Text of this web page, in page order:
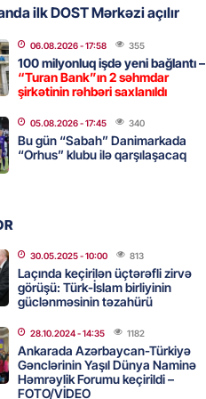
Səudiyyə Ərəbistanı və
arasında Məkkə müdafiə
İran millisindən İMTİNA
ölkəni seçdilər
- 14:45 145
ilk DOST Mərkəzi açılır
06.08.2026- 17:58 355
100 milyonluq işdə yeni bağlantı –
“Turan Bank”ın 2 səhmdar
şirkətinin rəhbəri saxlanıldı
05.08.2026- 17:45 340
Bu gün “Sabah” Danimarkada
“Orhus” klubu ilə qarşılaşacaq
30.05.2025- 10:00 813
Laçında keçirilən üçtərəfli zirvə
görüşü: Türk-İslam birliyinin
güclənməsinin təzahürü
28.10.2024- 14:35 1182
Ankarada Azərbaycan-Türkiyə
Gənclərinin Yaşıl Dünya Naminə
Həmrəylik Forumu keçirildi –
FOTO/VİDEO